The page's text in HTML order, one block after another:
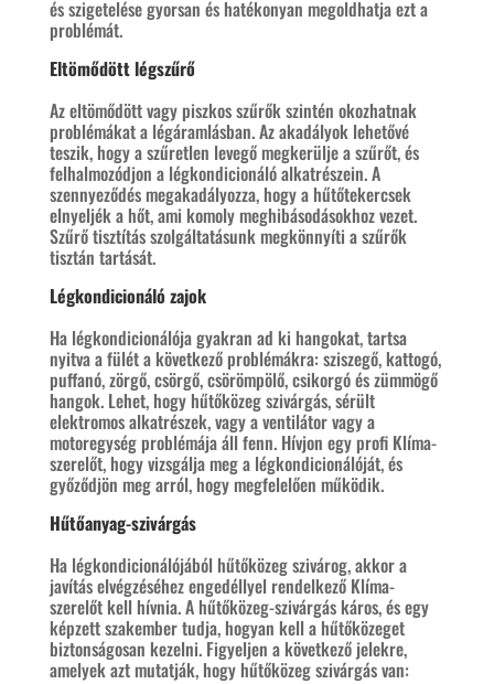
és szigetelése gyorsan és hatékonyan megoldhatja ezt a
problémát.
Eltömődött légszűrő
Az eltömődött vagy piszkos szűrők szintén okozhatnak
problémákat a légáramlásban. Az akadályok lehetővé
teszik, hogy a szűretlen levegő megkerülje a szűrőt, és
felhalmozódjon a légkondicionáló alkatrészein. A
szennyeződés megakadályozza, hogy a hűtőtekercsek
elnyeljék a hőt, ami komoly meghibásodásokhoz vezet.
Szűrő tisztítás szolgáltatásunk megkönnyíti a szűrők
tisztán tartását.
Légkondicionáló zajok
Ha légkondicionálója gyakran ad ki hangokat, tartsa
nyitva a fülét a következő problémákra: sziszegő, kattogó,
puffanó, zörgő, csörgő, csörömpölő, csikorgó és zümmögő
hangok. Lehet, hogy hűtőközeg szivárgás, sérült
elektromos alkatrészek, vagy a ventilátor vagy a
motoregység problémája áll fenn. Hívjon egy profi Klíma-
szerelőt, hogy vizsgálja meg a légkondicionálóját, és
győződjön meg arról, hogy megfelelően működik.
Hűtőanyag-szivárgás
Ha légkondicionálójából hűtőközeg szivárog, akkor a
javítás elvégzéséhez engedéllyel rendelkező Klíma-
szerelőt kell hívnia. A hűtőközeg-szivárgás káros, és egy
képzett szakember tudja, hogyan kell a hűtőközeget
biztonságosan kezelni. Figyeljen a következő jelekre,
amelyek azt mutatják, hogy hűtőközeg szivárgás van: